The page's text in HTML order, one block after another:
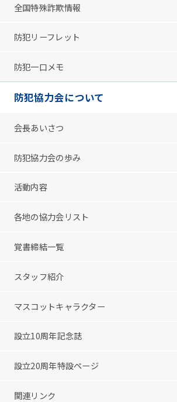
全国特殊詐欺情報
防犯リーフレット
防犯一口メモ
防犯協力会について
会長あいさつ
防犯協力会の歩み
活動内容
各地の協力会リスト
覚書締結一覧
スタッフ紹介
マスコットキャラクター
設立10周年記念誌
設立20周年特設ページ
関連リンク